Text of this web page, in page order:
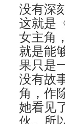
没有深
这就是
女主角
就是能
果只是
没有故
角，作
她看见
伙。所